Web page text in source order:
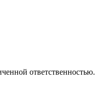
ответственностью.